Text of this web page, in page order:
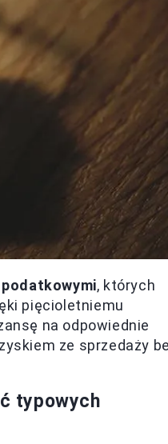
, których
pięcioletniemu
na odpowiednie
ze sprzedaży
typowych